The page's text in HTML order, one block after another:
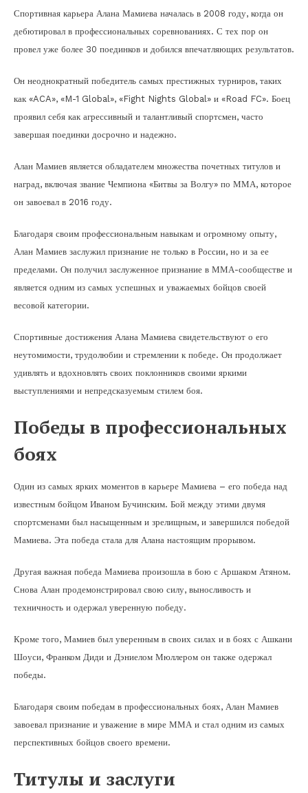
Спортивная карьера Алана Мамиева началась в 2008 году, когда он
дебютировал в профессиональных соревнованиях. С тех пор он
провел уже более 30 поединков и добился впечатляющих результатов.
Он неоднократный победитель самых престижных турниров, таких
как «ACA», «M-1 Global», «Fight Nights Global» и «Road FC». Боец
проявил себя как агрессивный и талантливый спортсмен, часто
завершая поединки досрочно и надежно.
Алан Мамиев является обладателем множества почетных титулов и
наград, включая звание Чемпиона «Битвы за Волгу» по ММА, которое
он завоевал в 2016 году.
Благодаря своим профессиональным навыкам и огромному опыту,
Алан Мамиев заслужил признание не только в России, но и за ее
пределами. Он получил заслуженное признание в ММА-сообществе и
является одним из самых успешных и уважаемых бойцов своей
весовой категории.
Спортивные достижения Алана Мамиева свидетельствуют о его
неутомимости, трудолюбии и стремлении к победе. Он продолжает
удивлять и вдохновлять своих поклонников своими яркими
выступлениями и непредсказуемым стилем боя.
Победы в профессиональных
боях
Один из самых ярких моментов в карьере Мамиева – его победа над
известным бойцом Иваном Бучинским. Бой между этими двумя
спортсменами был насыщенным и зрелищным, и завершился победой
Мамиева. Эта победа стала для Алана настоящим прорывом.
Другая важная победа Мамиева произошла в бою с Аршаком Атяном.
Снова Алан продемонстрировал свою силу, выносливость и
техничность и одержал уверенную победу.
Кроме того, Мамиев был уверенным в своих силах и в боях с Ашкани
Шоуси, Франком Диди и Дэниелом Мюллером он также одержал
победы.
Благодаря своим победам в профессиональных боях, Алан Мамиев
завоевал признание и уважение в мире ММА и стал одним из самых
перспективных бойцов своего времени.
Титулы и заслуги